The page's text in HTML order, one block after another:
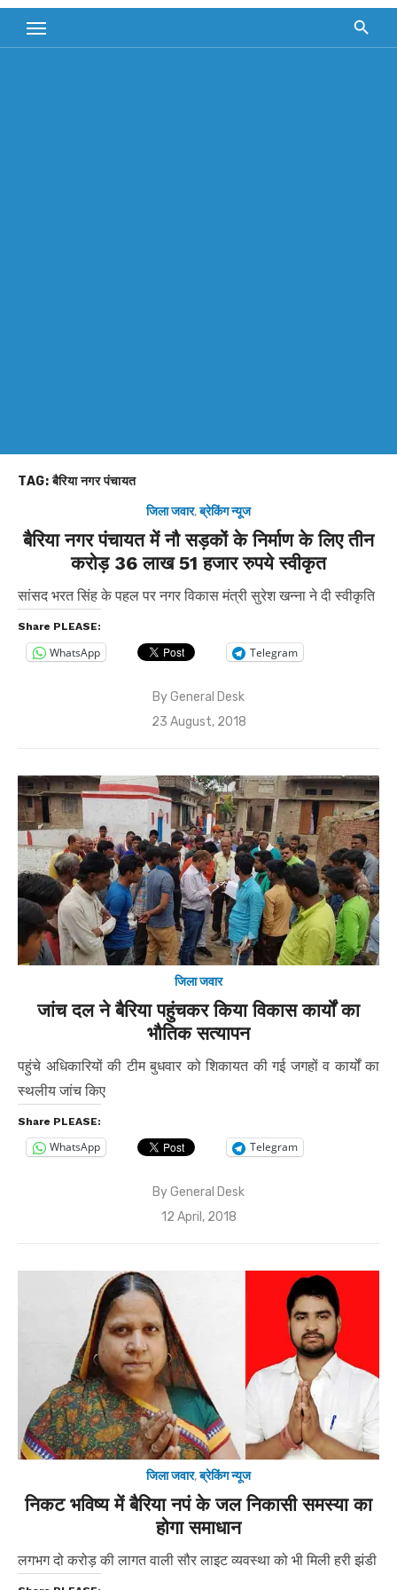
TAG:बैरिया नगर पंचायत
जिला जवार,ब्रेकिंग न्यूज
बैरिया नगर पंचायत में नौ सड़कों के निर्माण के लिए तीन
करोड़ 36 लाख 51 हजार रुपये स्वीकृत
सांसद भरत सिंह के पहल पर नगर विकास मंत्री सुरेश खन्ना ने दी स्वीकृति
Share PLEASE:
WhatsApp Telegram
ByGeneral Desk
Posted
23 August, 2018
जिला जवार
जांच दल ने बैरिया पहुंचकर किया विकास कार्यों का
भौतिक सत्यापन
पहुंचे अधिकारियों की टीम बुधवार को शिकायत की गई जगहों व कार्यों का
स्थलीय जांच किए
Share PLEASE:
WhatsApp Telegram
ByGeneral Desk
Posted
12 April, 2018
जिला जवार,ब्रेकिंग न्यूज
निकट भविष्य में बैरिया नपं के जल निकासी समस्या का
होगा समाधान
लगभग दो करोड़ की लागत वाली सौर लाइट व्यवस्था को भी मिली हरी झंडी